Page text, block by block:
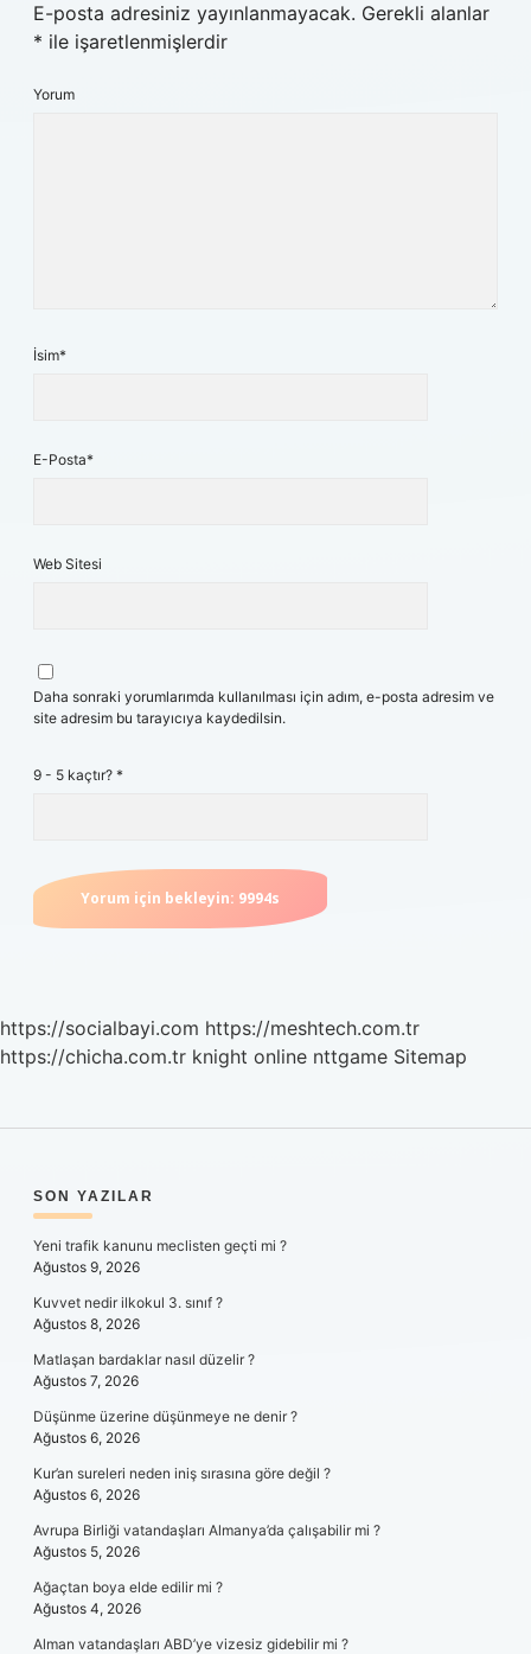
E-posta adresiniz yayınlanmayacak. Gerekli alanlar
* ile işaretlenmişlerdir
Yorum
İsim*
E-Posta*
Web Sitesi
Daha sonraki yorumlarımda kullanılması için adım, e-posta adresim ve
site adresim bu tarayıcıya kaydedilsin.
9 - 5 kaçtır? *
https://socialbayi.com https://meshtech.com.tr
https://chicha.com.tr knight online nttgame Sitemap
SIDEBAR
SON YAZILAR
Yeni trafik kanunu meclisten geçti mi ?
Ağustos 9, 2026
Kuvvet nedir ilkokul 3. sınıf ?
Ağustos 8, 2026
Matlaşan bardaklar nasıl düzelir ?
Ağustos 7, 2026
Düşünme üzerine düşünmeye ne denir ?
Ağustos 6, 2026
Kur’an sureleri neden iniş sırasına göre değil ?
Ağustos 6, 2026
Avrupa Birliği vatandaşları Almanya’da çalışabilir mi ?
Ağustos 5, 2026
Ağaçtan boya elde edilir mi ?
Ağustos 4, 2026
Alman vatandaşları ABD’ye vizesiz gidebilir mi ?